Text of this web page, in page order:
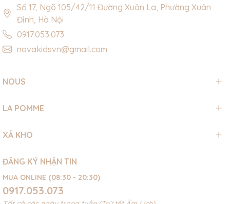
Số 17, Ngõ 105/42/11 Đường Xuân La, Phường Xuân
Đỉnh, Hà Nội
0917.053.073
novakidsvn@gmail.com
NOUS
LA POMME
XẢ KHO
ĐĂNG KÝ NHẬN TIN
MUA ONLINE (08:30 - 20:30)
0917.053.073